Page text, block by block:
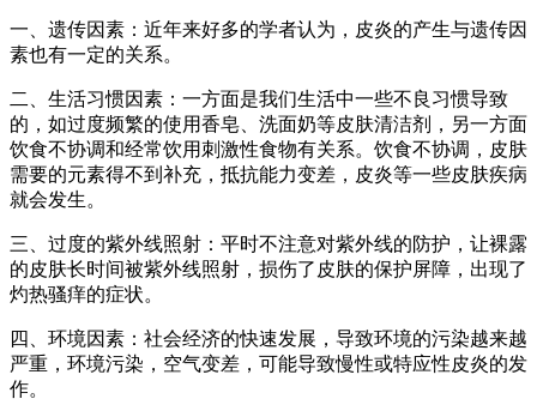
一、遗传因素：近年来好多的学者认为，皮炎的产生与遗传因
素也有一定的关系。
二、生活习惯因素：一方面是我们生活中一些不良习惯导致
的，如过度频繁的使用香皂、洗面奶等皮肤清洁剂，另一方面
饮食不协调和经常饮用刺激性食物有关系。饮食不协调，皮肤
需要的元素得不到补充，抵抗能力变差，皮炎等一些皮肤疾病
就会发生。
三、过度的紫外线照射：平时不注意对紫外线的防护，让裸露
的皮肤长时间被紫外线照射，损伤了皮肤的保护屏障，出现了
灼热骚痒的症状。
四、环境因素：社会经济的快速发展，导致环境的污染越来越
严重，环境污染，空气变差，可能导致慢性或特应性皮炎的发
作。